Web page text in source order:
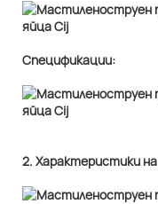
Спецификации:
2. Характеристики